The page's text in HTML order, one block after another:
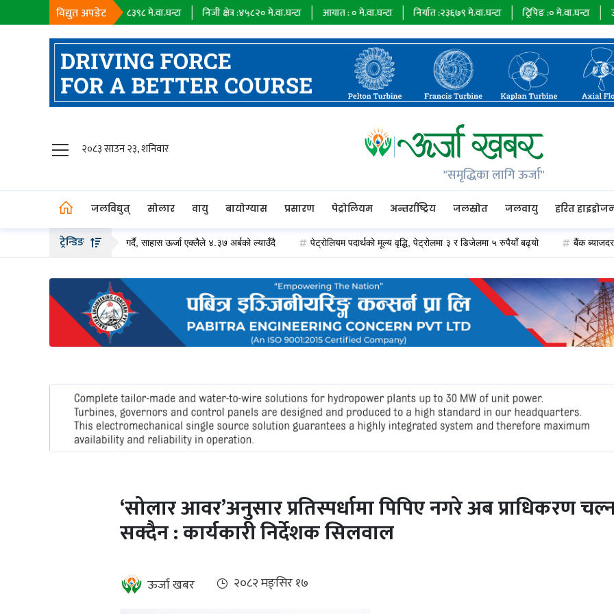
विद्युत अपडेट
सहायक कम्पनी :१८३९८मे.वा.घन्टा निजी क्षेत्र : ४५८२०मे.वा.घन्टा आयात :० मे.वा.घन्टा निर्यात :२३६७९मे.वा.घन्टा ट्रिपिङ :० मे.वा.घन्टा ऊर्जा माग :
२०८३ साउन २३, शनिवार
"समृद्धिका लागि ऊर्जा"
जलविद्युत् सोलार वायु बायोग्यास प्रसारण पेट्रोलियम अन्तर्राष्ट्रिय जलस्रोत जलवायु हरित
वायु
बायोग्यास
पेट्रोलियम
अन्तर्राष्ट्रिय
जलवायु
ट्रेन्डिङ
हकप्रद सेयर जारी गर्दै, साहास ऊर्जा एक्लैले ४.३७ अर्बको ल्याउँदै पेट्रोलियम पदार्थको मूल्य वृद्धि, पेट्रोलमा ३ र डिजेलमा ५ रुपैयाँ बढ्यो बैंक ब्याजदर घट्दा
‘सोलार आवर’अनुसार प्रतिस्पर्धामा पिपिए नगरे अब प्राधिकरण
सक्दैन : कार्यकारी निर्देशक सिलवाल
ऊर्जा खबर २०८२ मङ्सिर १७